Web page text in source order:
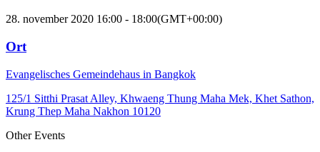
28. november 2020 16:00 - 18:00(GMT+00:00)
Ort
Evangelisches Gemeindehaus in Bangkok
125/1 Sitthi Prasat Alley, Khwaeng Thung Maha Mek, Khet Sathon,
Krung Thep Maha Nakhon 10120
Other Events